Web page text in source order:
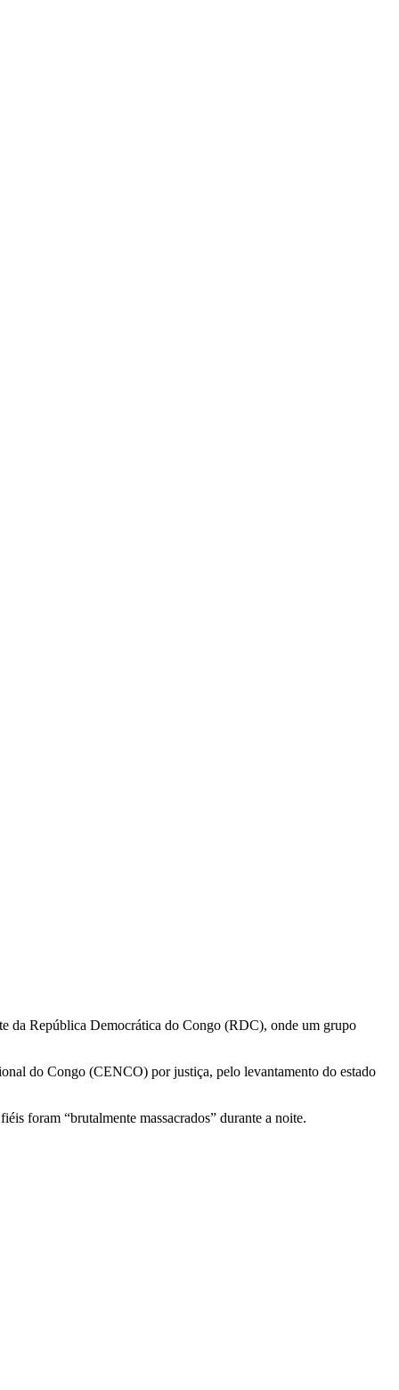
da República Democrática do Congo (RDC), onde um grupo
do Congo (CENCO) por justiça, pelo levantamento do estado
foram “brutalmente massacrados” durante a noite.